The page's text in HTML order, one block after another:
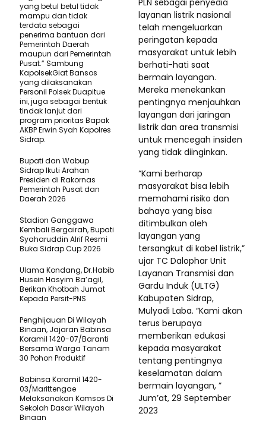
PLN sebagai penyedia
layanan listrik nasional
telah mengeluarkan
peringatan kepada
masyarakat untuk lebih
berhati-hati saat
bermain layangan.
Mereka menekankan
pentingnya menjauhkan
layangan dari jaringan
listrik dan area transmisi
untuk mencegah insiden
yang tidak diinginkan.
“Kami berharap
masyarakat bisa lebih
memahami risiko dan
bahaya yang bisa
ditimbulkan oleh
layangan yang
tersangkut di kabel listrik,”
ujar TC Dalophar Unit
Layanan Transmisi dan
Gardu Induk (ULTG)
Kabupaten Sidrap,
Mulyadi Laba. “Kami akan
terus berupaya
memberikan edukasi
kepada masyarakat
tentang pentingnya
keselamatan dalam
bermain layangan, ”
Jum’at, 29 September
2023
yang betul betul tidak
mampu dan tidak
terdata sebagai
penerima bantuan dari
Pemerintah Daerah
maupun dari Pemerintah
Pusat.” Sambung
KapolsekGiat Bansos
yang dilaksanakan
Personil Polsek Duapitue
ini, juga sebagai bentuk
tindak lanjut dari
program prioritas Bapak
AKBP Erwin Syah Kapolres
Sidrap.
Bupati dan Wabup
Sidrap Ikuti Arahan
Presiden di Rakornas
Pemerintah Pusat dan
Daerah 2026
Stadion Ganggawa
Kembali Bergairah, Bupati
Syaharuddin Alrif Resmi
Buka Sidrap Cup 2026
Ulama Kondang, Dr.Habib
Husein Hasyim Ba’agil,
Berikan Khotbah Jumat
Kepada Persit-PNS
Penghijauan Di Wilayah
Binaan, Jajaran Babinsa
Koramil 1420-07/Baranti
Bersama Warga Tanam
30 Pohon Produktif
Babinsa Koramil 1420-
03/Marittengae
Melaksanakan Komsos Di
Sekolah Dasar Wilayah
Binaan